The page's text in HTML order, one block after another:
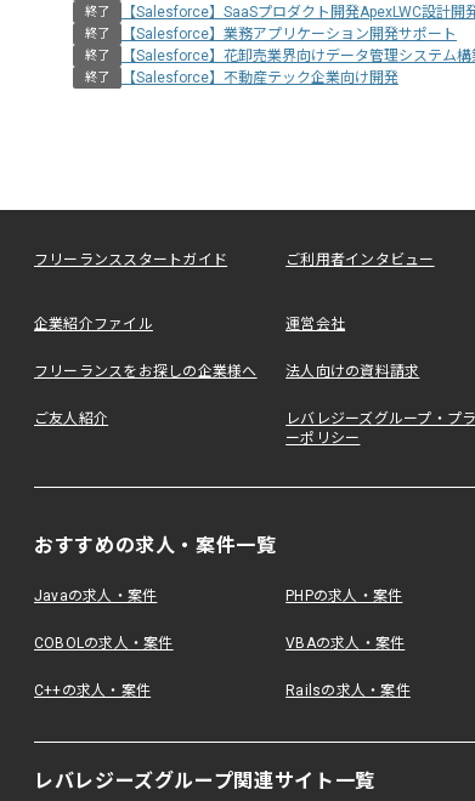
終了 【Salesforce】SaaSプロダクト開発ApexLWC設計開
終了 【Salesforce】業務アプリケーション開発サポート
終了 【Salesforce】花卸売業界向けデータ管理システム構
終了 【Salesforce】不動産テック企業向け開発
フリーランススタートガイド ご利用者インタビュー
企業紹介ファイル 運営会社
フリーランスをお探しの企業様へ 法人向けの資料請求
ご友人紹介
レバレジーズグループ・プ
ーポリシー
おすすめの求人・案件一覧
Javaの求人・案件 PHPの求人・案件
COBOLの求人・案件 VBAの求人・案件
C++の求人・案件 Railsの求人・案件
レバレジーズグループ関連サイト一覧